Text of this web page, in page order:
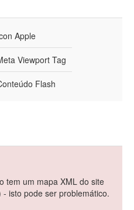
Apple
Viewport Tag
Flash
tem um mapa XML do site
- isto pode ser problemático.